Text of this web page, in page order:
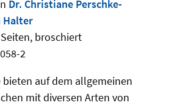
Dr. Christiane Perschke-
Halter
broschiert
2
auf dem allgemeinen
mit diversen Arten von